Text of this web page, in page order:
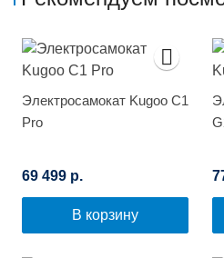
Электросамокат Kugoo C1
Pro
69 499 р.
В корзину